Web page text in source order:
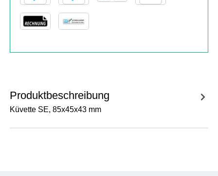
Produktbeschreibung
Küvette SE, 85x45x43 mm